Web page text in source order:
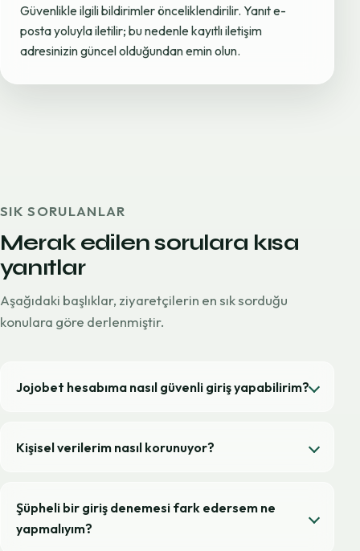
Güvenlikle ilgili bildirimler önceliklendirilir. Yanıt e-
posta yoluyla iletilir; bu nedenle kayıtlı iletişim
adresinizin güncel olduğundan emin olun.
SIK SORULANLAR
Merak edilen sorulara kısa
yanıtlar
Aşağıdaki başlıklar, ziyaretçilerin en sık sorduğu
konulara göre derlenmiştir.
Jojobet hesabıma nasıl güvenli giriş yapabilirim?
Kişisel verilerim nasıl korunuyor?
Şüpheli bir giriş denemesi fark edersem ne
yapmalıyım?